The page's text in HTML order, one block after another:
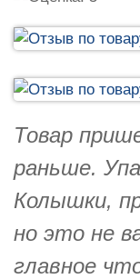
Товар
раньше.
Колышки,
но это не
главное